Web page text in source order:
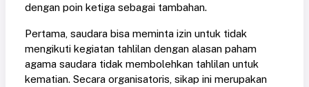
dengan poin ketiga sebagai tambahan.
Pertama, saudara bisa meminta izin untuk tidak
mengikuti kegiatan tahlilan dengan alasan paham
agama saudara tidak membolehkan tahlilan untuk
kematian. Secara organisatoris, sikap ini merupakan